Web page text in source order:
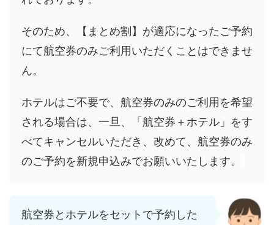
そのため、【まとめ割】が適応になったご予約
にて航空券のみご利用いただくことはできませ
ん。
ホテルはご不要で、航空券のみのご利用を希望
される場合は、一旦、「航空券＋ホテル」をす
べてキャンセルいただき、改めて、航空券のみ
のご予約を新規申込みでお願いいたします。
航空券とホテルをセットで予約した